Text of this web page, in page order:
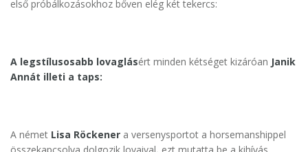
első próbálkozásokhoz bőven elég két tekercs:
A legstílusosabb lovaglásért minden kétséget kizáróan Janik
Annát illeti a taps:
A német Lisa Röckener a versenysportot a horsemanshippel
összekapcsolva dolgozik lovaival, ezt mutatta be a kihívás